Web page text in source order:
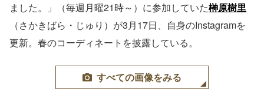
ました。」（毎週月曜21時～）に参加していた榊原樹里
（さかきばら・じゅり）が3月17日、自身のInstagramを
更新。春のコーディネートを披露している。
すべての画像をみる